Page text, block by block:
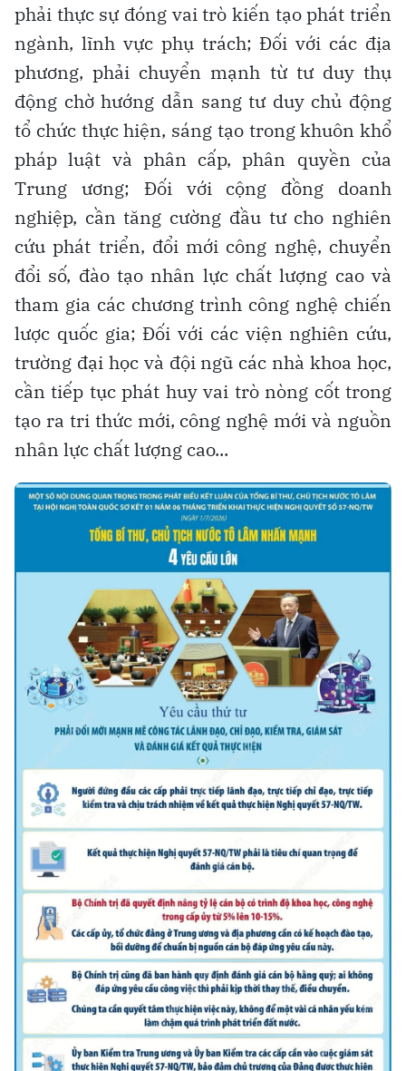
phải thực sự đóng vai trò kiến tạo phát triển
ngành, lĩnh vực phụ trách; Đối với các địa
phương, phải chuyển mạnh từ tư duy thụ
động chờ hướng dẫn sang tư duy chủ động
tổ chức thực hiện, sáng tạo trong khuôn khổ
pháp luật và phân cấp, phân quyền của
Trung ương; Đối với cộng đồng doanh
nghiệp, cần tăng cường đầu tư cho nghiên
cứu phát triển, đổi mới công nghệ, chuyển
đổi số, đào tạo nhân lực chất lượng cao và
tham gia các chương trình công nghệ chiến
lược quốc gia; Đối với các viện nghiên cứu,
trường đại học và đội ngũ các nhà khoa học,
cần tiếp tục phát huy vai trò nòng cốt trong
tạo ra tri thức mới, công nghệ mới và nguồn
nhân lực chất lượng cao...